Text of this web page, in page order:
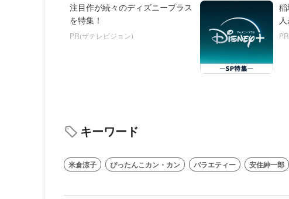
注目作が続々のディズニープラス
を特集！
PR(ザテレビジョン)
キーワード
米倉涼子 ぴったんこカン・カン バラエティー 安住紳一郎